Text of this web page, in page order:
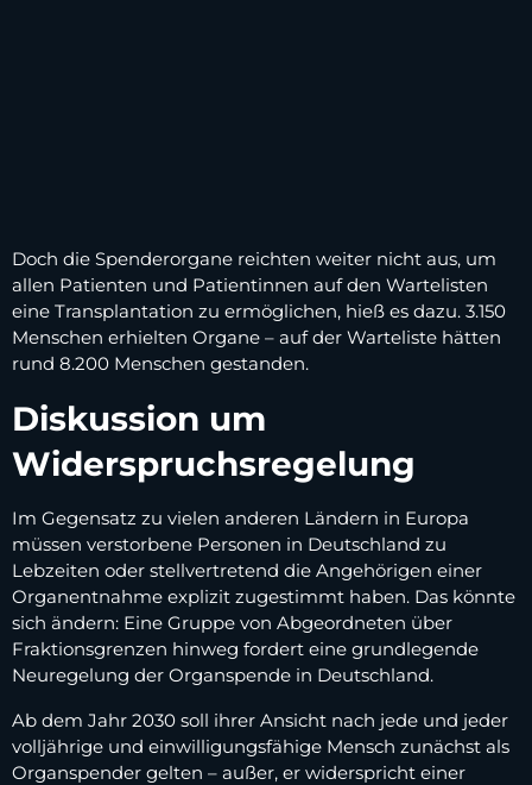
Doch die Spenderorgane reichten weiter nicht aus, um
allen Patienten und Patientinnen auf den Wartelisten
eine Transplantation zu ermöglichen, hieß es dazu. 3.150
Menschen erhielten Organe – auf der Warteliste hätten
rund 8.200 Menschen gestanden.
Diskussion um
Widerspruchsregelung
Im Gegensatz zu vielen anderen Ländern in Europa
müssen verstorbene Personen in Deutschland zu
Lebzeiten oder stellvertretend die Angehörigen einer
Organentnahme explizit zugestimmt haben. Das könnte
sich ändern: Eine Gruppe von Abgeordneten über
Fraktionsgrenzen hinweg fordert eine grundlegende
Neuregelung der Organspende in Deutschland.
Ab dem Jahr 2030 soll ihrer Ansicht nach jede und jeder
volljährige und einwilligungsfähige Mensch zunächst als
Organspender gelten – außer, er widerspricht einer